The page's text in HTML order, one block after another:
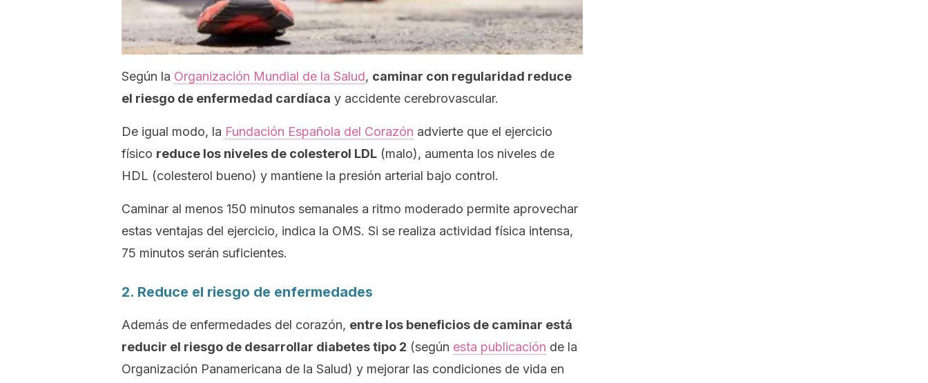
Según la Organización Mundial de la Salud, caminar con regularidad reduce
el riesgo de enfermedad cardíaca y accidente cerebrovascular.
De igual modo, la Fundación Española del Corazón advierte que el ejercicio
físico reduce los niveles de colesterol LDL (malo), aumenta los niveles de
HDL (colesterol bueno) y mantiene la presión arterial bajo control.
Caminar al menos 150 minutos semanales a ritmo moderado permite aprovechar
estas ventajas del ejercicio, indica la OMS. Si se realiza actividad física intensa,
75 minutos serán suficientes.
2. Reduce el riesgo de enfermedades
Además de enfermedades del corazón, entre los beneficios de caminar está
reducir el riesgo de desarrollar diabetes tipo 2 (según esta publicación de la
Organización Panamericana de la Salud) y mejorar las condiciones de vida en